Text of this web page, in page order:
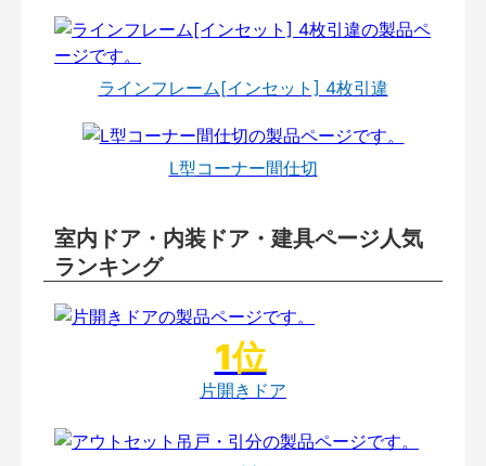
ラインフレーム[インセット] 4枚引違
L型コーナー間仕切
室内ドア・内装ドア・建具ページ人気
ランキング
片開きドア